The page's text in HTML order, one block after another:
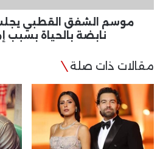
بسبب
موسم الشفق القطبي
نابضة بالحياة بسبب
مقالات ذات صلة